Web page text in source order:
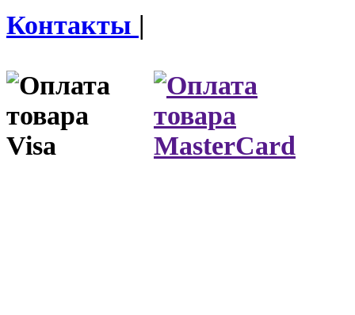
Контакты |